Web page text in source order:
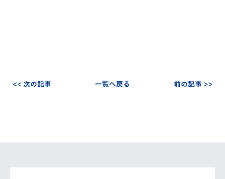
<< 次の記事 一覧へ戻る 前の記事 >>